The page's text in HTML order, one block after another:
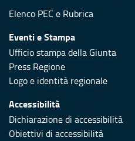
Elenco PEC e Rubrica
Eventi e Stampa
Ufficio stampa della Giunta
Press Regione
Logo e identità regionale
Accessibilità
Dichiarazione di accessibilità
Obiettivi di accessibilità